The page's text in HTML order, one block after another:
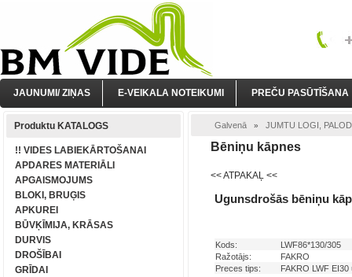
JAUNUMI/ ZIŅAS E-VEIKALA NOTEIKUMI PREČU PASŪTĪŠANA
Produktu KATALOGS
!! VIDES LABIEKĀRTOŠANAI
APDARES MATERIĀLI
APGAISMOJUMS
BLOKI, BRUĢIS
APKUREI
BŪVĶĪMIJA, KRĀSAS
DURVIS
DROŠĪBAI
GRĪDAI
Galvenā » JUMTU LOGI,
Bēniņu kāpnes
<< ATPAKAĻ <<
Ugunsdrošās bēniņu
Kods:
LWF86*130/305
Ražotājs:
FAKRO
Preces tips:
FAKRO LWF